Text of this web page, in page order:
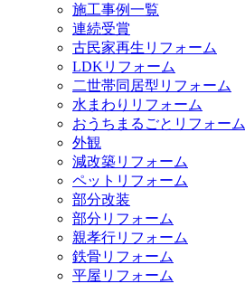
施工事例一覧
連続受賞
古民家再生リフォーム
LDKリフォーム
二世帯同居型リフォーム
水まわりリフォーム
おうちまるごとリフォーム
外観
減改築リフォーム
ペットリフォーム
部分改装
部分リフォーム
親孝行リフォーム
鉄骨リフォーム
平屋リフォーム